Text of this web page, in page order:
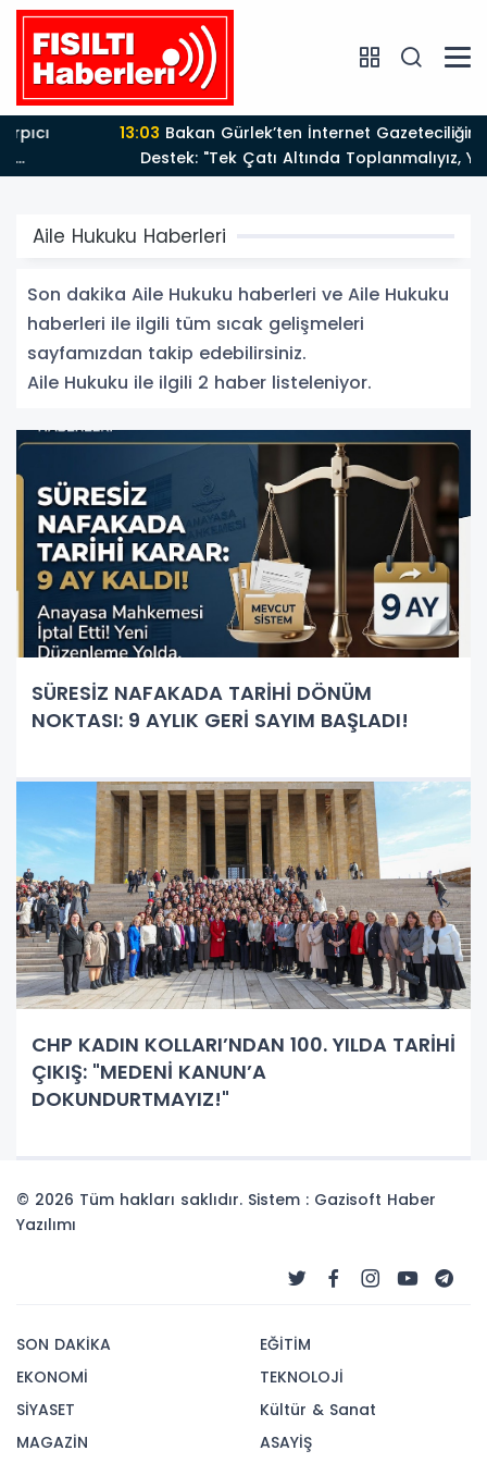
13:03
Destek: "Tek Çatı Altında Toplanmalıyız, Yasal
Düzenlemeye Hazırız"
Aile Hukuku Haberleri
Son dakika Aile Hukuku haberleri ve Aile Hukuku
haberleri ile ilgili tüm sıcak gelişmeleri
sayfamızdan takip edebilirsiniz.
Aile Hukuku ile ilgili 2 haber listeleniyor.
SÜRESİZ NAFAKADA TARİHİ DÖNÜM
NOKTASI: 9 AYLIK GERİ SAYIM BAŞLADI!
CHP KADIN KOLLARI’NDAN 100. YILDA TARİHİ
ÇIKIŞ: "MEDENİ KANUN’A
DOKUNDURTMAYIZ!"
© 2026 Tüm hakları saklıdır. Sistem : Gazisoft Haber
Yazılımı
SON DAKİKA
EKONOMİ
SİYASET
MAGAZİN
EĞİTİM
TEKNOLOJİ
Kültür & Sanat
ASAYİŞ